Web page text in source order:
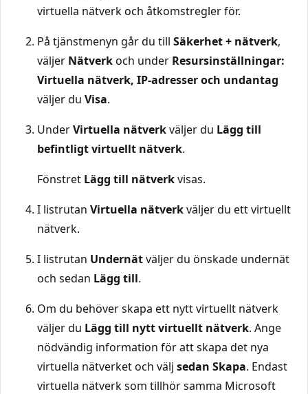
virtuella nätverk och åtkomstregler för.
På tjänstmenyn går du till Säkerhet + nätverk,
väljer Nätverkoch under Resursinställningar:
Virtuella nätverk, IP-adresser och undantag
väljer du Visa.
UnderVirtuella nätverkväljer du Lägg till
befintligt virtuellt nätverk.
Fönstret Lägg till nätverkvisas.
I listrutan Virtuella nätverkväljer du ett virtuellt
nätverk.
I listrutan Undernätväljer du önskade undernät
och sedan Lägg till.
Om du behöver skapa ett nytt virtuellt nätverk
väljer du Lägg till nytt virtuellt nätverk. Ange
nödvändig information för att skapa det nya
virtuella nätverket och välj sedan Skapa. Endast
virtuella nätverk som tillhör samma Microsoft